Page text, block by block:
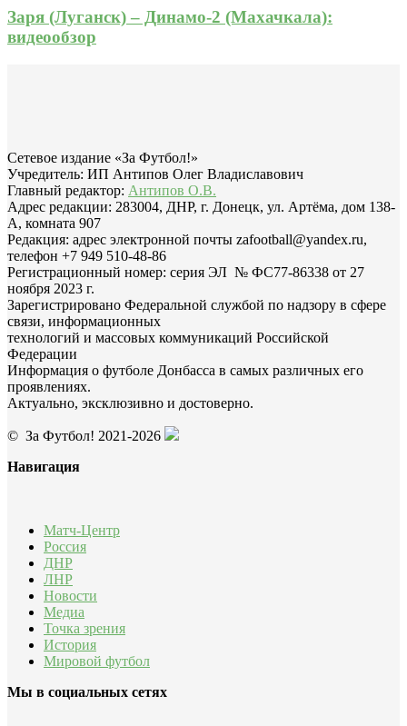
Заря (Луганск) – Динамо-2 (Махачкала):
видеообзор
Сетевое издание «За Футбол!»
Учредитель: ИП Антипов Олег Владиславович
Главный редактор: Антипов О.В.
Адрес редакции: 283004, ДНР, г. Донецк, ул. Артёма, дом 138-
А, комната 907
Редакция: адрес электронной почты zafootball@yandex.ru,
телефон +7 949 510-48-86
Регистрационный номер: серия ЭЛ № ФС77-86338 от 27
ноября 2023 г.
Зарегистрировано Федеральной службой по надзору в сфере
связи, информационных
технологий и массовых коммуникаций Российской
Федерации
Информация о футболе Донбасса в самых различных его
проявлениях.
Актуально, эксклюзивно и достоверно.
© За Футбол! 2021-2026
Навигация
Матч-Центр
Россия
ДНР
ЛНР
Новости
Медиа
Точка зрения
История
Мировой футбол
Мы в социальных сетях